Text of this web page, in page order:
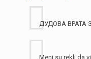
ДУДОВА ВРАТА
Meni su rekli da